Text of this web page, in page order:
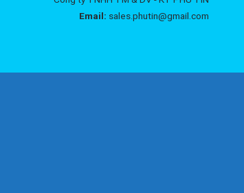
Email: sales.phutin@gmail.com